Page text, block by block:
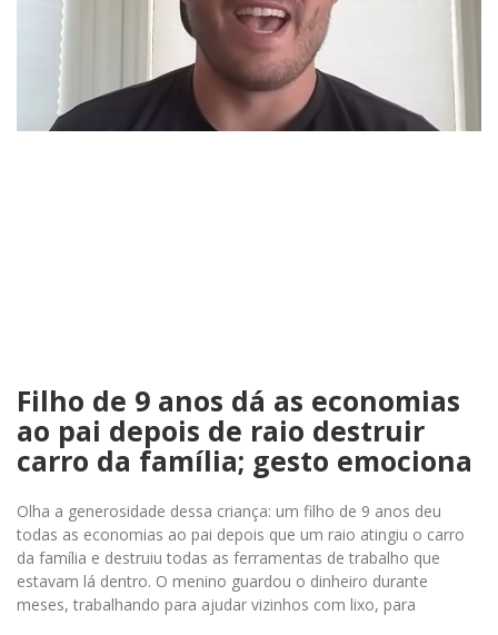
Filho de 9 anos dá as economias
ao pai depois de raio destruir
carro da família; gesto emociona
Olha a generosidade dessa criança: um filho de 9 anos deu
todas as economias ao pai depois que um raio atingiu o carro
da família e destruiu todas as ferramentas de trabalho que
estavam lá dentro. O menino guardou o dinheiro durante
meses, trabalhando para ajudar vizinhos com lixo, para